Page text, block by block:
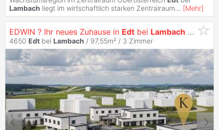
Lambach liegt im wirtschaftlich starken Zentralraum... [Mehr]
EDWIN ? Ihr neues Zuhause in Edt bei Lambach
4650 Edt bei Lambach / 97,55m² / 3 Zimmer